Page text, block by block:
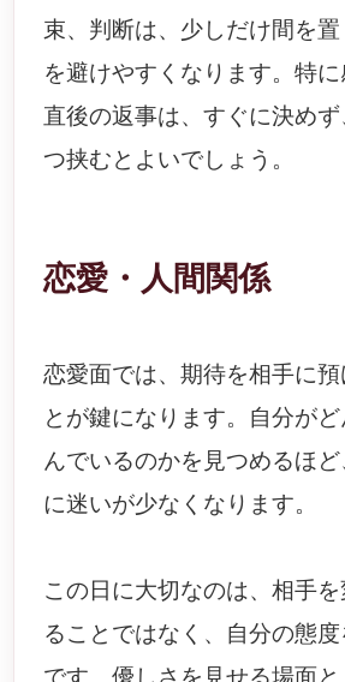
束、判断は、少しだけ間を
を避けやすくなります。特
直後の返事は、すぐに決め
つ挟むとよいでしょう。
恋愛・人間関係
恋愛面では、期待を相手に預
とが鍵になります。自分が
んでいるのかを見つめるほ
に迷いが少なくなります。
この日に大切なのは、相手
ることではなく、自分の態度
です。優しさを見せる場面